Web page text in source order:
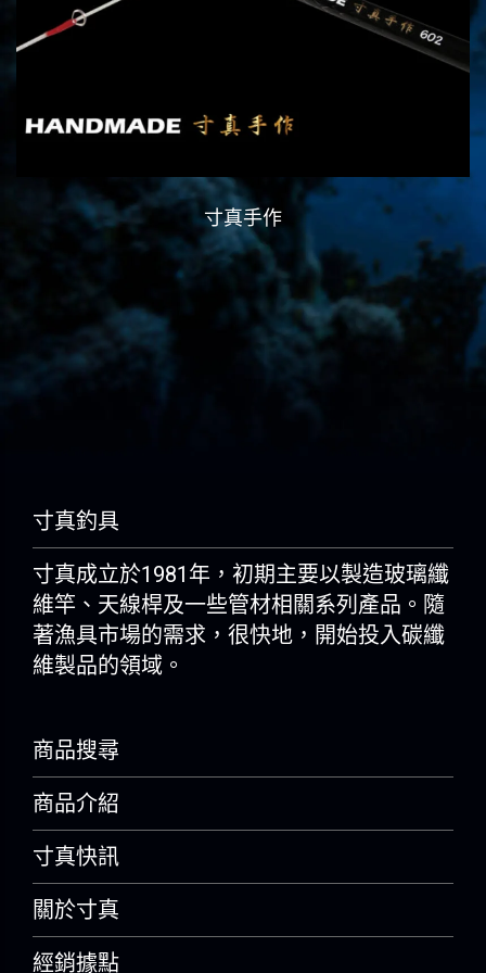
寸真手作
競
寸真釣具
寸真成立於1981年，初期主要以製造玻璃纖
維竿、天線桿及一些管材相關系列產品。隨
著漁具市場的需求，很快地，開始投入碳纖
維製品的領域。
商品搜尋
商品介紹
寸真快訊
關於寸真
經銷據點